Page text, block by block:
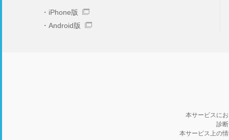
iPhone版
Android版
本サービスに
診
本サービス上の